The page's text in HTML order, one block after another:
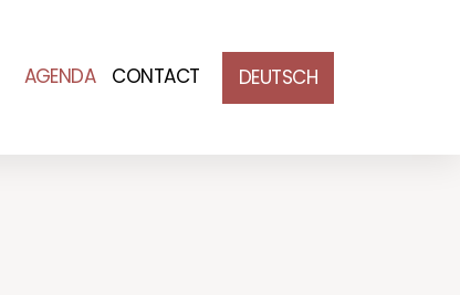
AGENDA CONTACT DEUTSCH